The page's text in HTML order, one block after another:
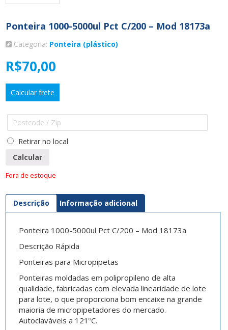
Ponteira 1000-5000ul Pct C/200 – Mod 18173a
Categoria: Ponteira (plástico)
R$70,00
Calcular frete
Retirar no local
Calcular
Fora de estoque
Descrição Informação adicional
Ponteira 1000-5000ul Pct C/200 – Mod 18173a
Descrição Rápida
Ponteiras para Micropipetas
Ponteiras moldadas em polipropileno de alta
qualidade, fabricadas com elevada linearidade de lote
para lote, o que proporciona bom encaixe na grande
maioria de micropipetadores do mercado.
Autoclaváveis a 121ºC.